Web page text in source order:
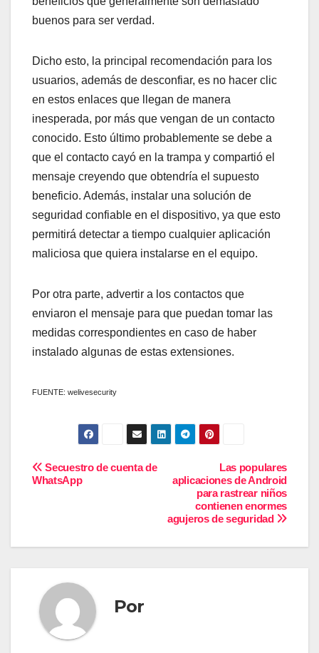
buenos para ser verdad.
Dicho esto, la principal recomendación para los
usuarios, además de desconfiar, es no hacer clic
en estos enlaces que llegan de manera
inesperada, por más que vengan de un contacto
conocido. Esto último probablemente se debe a
que el contacto cayó en la trampa y compartió el
mensaje creyendo que obtendría el supuesto
beneficio. Además, instalar una solución de
seguridad confiable en el dispositivo, ya que esto
permitirá detectar a tiempo cualquier aplicación
maliciosa que quiera instalarse en el equipo.
Por otra parte, advertir a los contactos que
enviaron el mensaje para que puedan tomar las
medidas correspondientes en caso de haber
instalado algunas de estas extensiones.
FUENTE: welivesecurity
Navegación
Las populares
aplicaciones de Android
para rastrear niños
contienen enormes
agujeros de seguridad
Secuestro de cuenta de
WhatsApp
Por